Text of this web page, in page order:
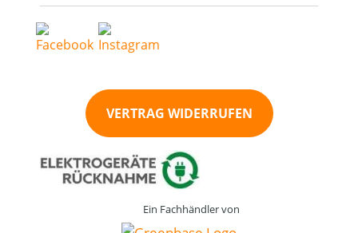
VERTRAG WIDERRUFEN
Ein Fachhändler von